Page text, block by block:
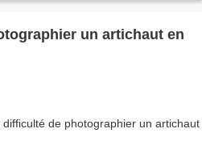
un artichaut en